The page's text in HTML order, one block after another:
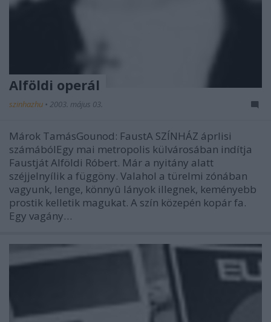
Alföldi operál
szinhazhu • 2003. május 03.
Márok TamásGounod: FaustA SZÍNHÁZ áprlisi
számábólEgy mai metropolis külvárosában indítja
Faustját Alföldi Róbert. Már a nyitány alatt
széjjelnyílik a függöny. Valahol a türelmi zónában
vagyunk, lenge, könnyû lányok illegnek, keményebb
prostik kelletik magukat. A szín közepén kopár fa.
Egy vagány…